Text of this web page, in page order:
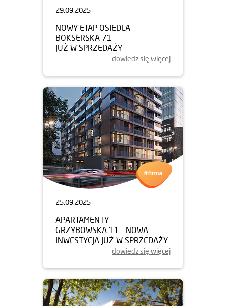
29.09.2025
NOWY ETAP OSIEDLA
BOKSERSKA 71
JUŻ W SPRZEDAŻY
dowiedz się więcej
25.09.2025
APARTAMENTY
GRZYBOWSKA 11 - NOWA
INWESTYCJA JUŻ W SPRZEDAŻY
dowiedz się więcej